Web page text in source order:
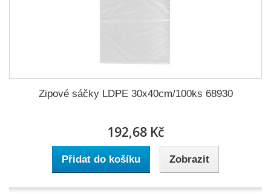
Zipové sáčky LDPE 30x40cm/100ks 68930
192,68 Kč
Přidat do košíku Zobrazit